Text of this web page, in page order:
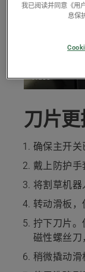
Video
刀片
确保主开关
戴上防护手
将割草机器
转动滑板，
拧下刀片
磁性螺丝刀
稍微撬动滑
我已阅读并同意《用
息保